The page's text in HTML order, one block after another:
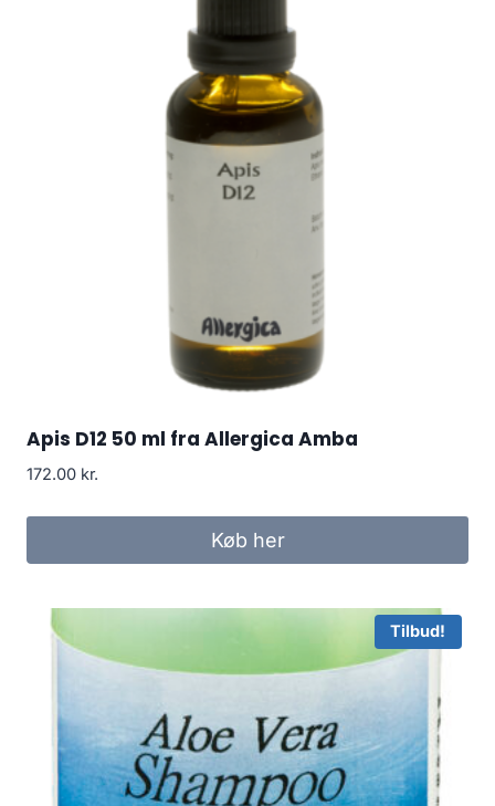
Apis D12 50 ml fra Allergica Amba
172.00 kr.
Køb her
Tilbud!